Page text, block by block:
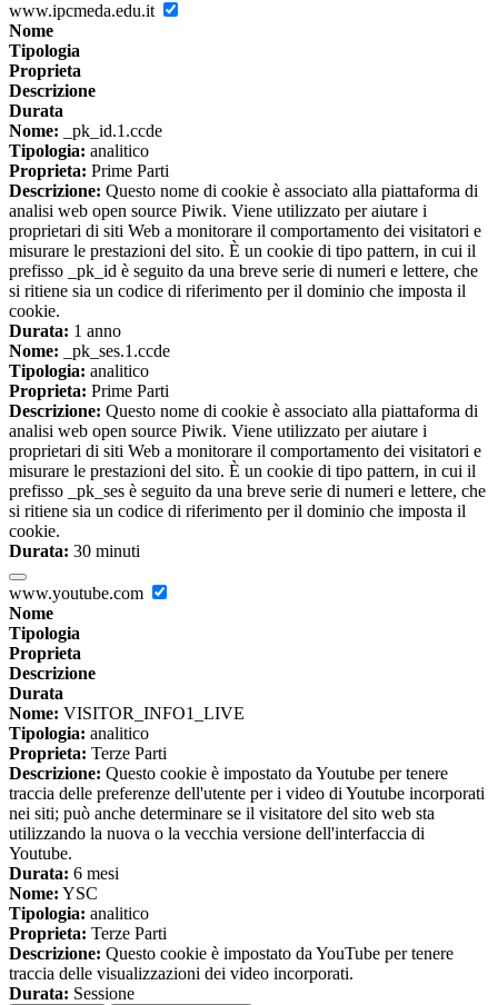
www.ipcmeda.edu.it
Nome
Tipologia
Proprieta
Descrizione
Durata
Nome: _pk_id.1.ccde
Tipologia: analitico
Proprieta: Prime Parti
Descrizione: Questo nome di cookie è associato alla piattaforma di
analisi web open source Piwik. Viene utilizzato per aiutare i
proprietari di siti Web a monitorare il comportamento dei visitatori e
misurare le prestazioni del sito. È un cookie di tipo pattern, in cui il
prefisso _pk_id è seguito da una breve serie di numeri e lettere, che
si ritiene sia un codice di riferimento per il dominio che imposta il
cookie.
Durata: 1 anno
Nome: _pk_ses.1.ccde
Tipologia: analitico
Proprieta: Prime Parti
Descrizione: Questo nome di cookie è associato alla piattaforma di
analisi web open source Piwik. Viene utilizzato per aiutare i
proprietari di siti Web a monitorare il comportamento dei visitatori e
misurare le prestazioni del sito. È un cookie di tipo pattern, in cui il
prefisso _pk_ses è seguito da una breve serie di numeri e lettere, che
si ritiene sia un codice di riferimento per il dominio che imposta il
cookie.
Durata: 30 minuti
www.youtube.com
Nome
Tipologia
Proprieta
Descrizione
Durata
Nome: VISITOR_INFO1_LIVE
Tipologia: analitico
Proprieta: Terze Parti
Descrizione: Questo cookie è impostato da Youtube per tenere
traccia delle preferenze dell'utente per i video di Youtube incorporati
nei siti; può anche determinare se il visitatore del sito web sta
utilizzando la nuova o la vecchia versione dell'interfaccia di
Youtube.
Durata: 6 mesi
Nome: YSC
Tipologia: analitico
Proprieta: Terze Parti
Descrizione: Questo cookie è impostato da YouTube per tenere
traccia delle visualizzazioni dei video incorporati.
Durata: Sessione